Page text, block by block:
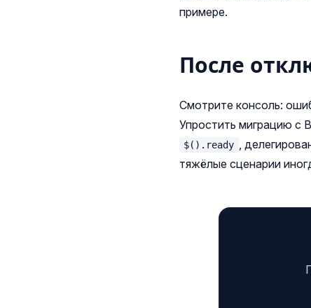
примере.
После
Смотрите консоль:
Упростить миграцию с
$().ready ,
тяжёлые сценарии